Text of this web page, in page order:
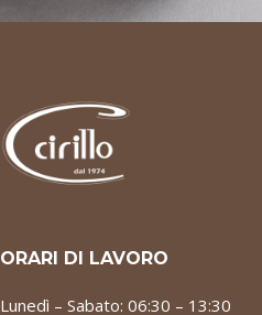
ORARI DI LAVORO
Lunedì – Sabato: 06:30 – 13:30